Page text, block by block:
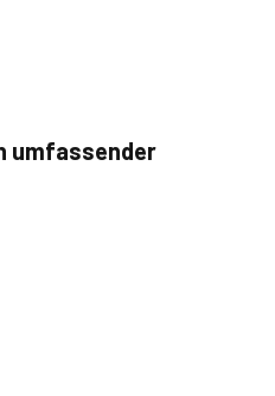
umfassender